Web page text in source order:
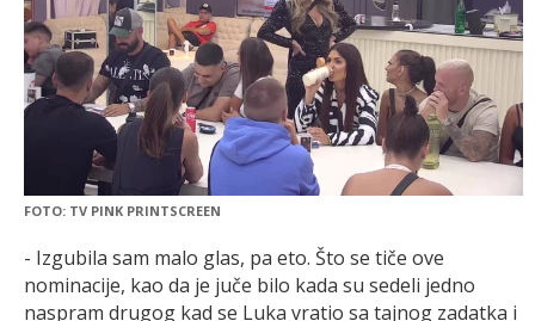
FOTO: TV PINK PRINTSCREEN
- Izgubila sam malo glas, pa eto. Što se tiče ove
nominacije, kao da je juče bilo kada su sedeli jedno
naspram drugog kad se Luka vratio sa tajnog zadatka i